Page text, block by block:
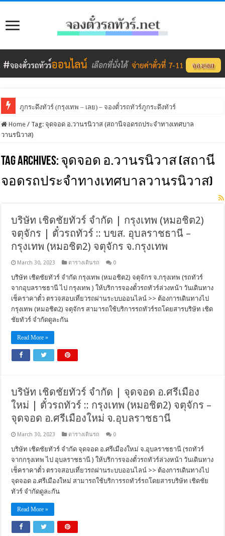
ภูกระดึงทัวร์ (กรุงเทพ – เลย) – จองตั๋วรถทัวร์ภูกระดึงทัวร์
Home / Tag:จุดจอด อ.วานรนิวาส (สถานีจอดรถประจำทางเทศบาล
วานรนิวาส)
Tag Archives: จุดจอด อ.วานรนิวาส (สถานี
จอดรถประจำทางเทศบาลวานรนิวาส)
บริษัท เชิดชัยทัวร์ จำกัด | กรุงเทพ (หมอชิต2)
จตุจักร | ตั๋วรถทัวร์ :: บขส. อุบลราชธานี –
กรุงเทพ (หมอชิต2) จตุจักร จ.กรุงเทพ
March 30, 2023 ตารางเดินรถ 0
บริษัท เชิดชัยทัวร์ จำกัด กรุงเทพ (หมอชิต2) จตุจักร จ.กรุงเทพ (รถทัวร์
จากอุบลราชธานี ไป กรุงเทพ ) ให้บริการจองตั๋วรถทัวร์ล่วงหน้า วันเดินทาง
เช็คราคาตั๋ว ตรวจสอบเที่ยวรถผ่านระบบออนไลน์ >> ต้องการเดินทางไป
กรุงเทพ (หมอชิต2) จตุจักร สามารถใช้บริการรถทัวร์รถโดยสารบริษัท เชิด
ชัยทัวร์ จำกัดดูละกัน
Read More »
บริษัท เชิดชัยทัวร์ จำกัด | จุดจอด อ.ศรีเมือง
ใหม่ | ตั๋วรถทัวร์ :: กรุงเทพ (หมอชิต2) จตุจักร –
จุดจอด อ.ศรีเมืองใหม่ จ.อุบลราชธานี
March 30, 2023 ตารางเดินรถ 0
บริษัท เชิดชัยทัวร์ จำกัด จุดจอด อ.ศรีเมืองใหม่ จ.อุบลราชธานี (รถทัวร์
จากกรุงเทพ ไป อุบลราชธานี ) ให้บริการจองตั๋วรถทัวร์ล่วงหน้า วันเดินทาง
เช็คราคาตั๋ว ตรวจสอบเที่ยวรถผ่านระบบออนไลน์ >> ต้องการเดินทางไป
จุดจอด อ.ศรีเมืองใหม่ สามารถใช้บริการรถทัวร์รถโดยสารบริษัท เชิดชัย
ทัวร์ จำกัดดูละกัน
Read More »